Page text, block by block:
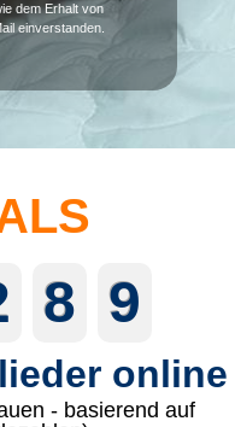
dem Erhalt von
einverstanden.
8 9
online
- basierend auf